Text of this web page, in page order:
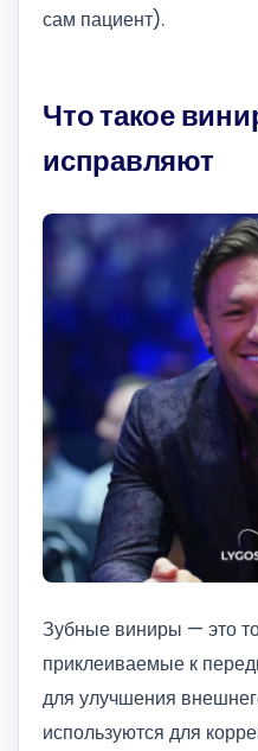
сам пациент).
Что такое
исправляют
Зубные виниры — это
приклеиваемые к
для улучшения
используются для